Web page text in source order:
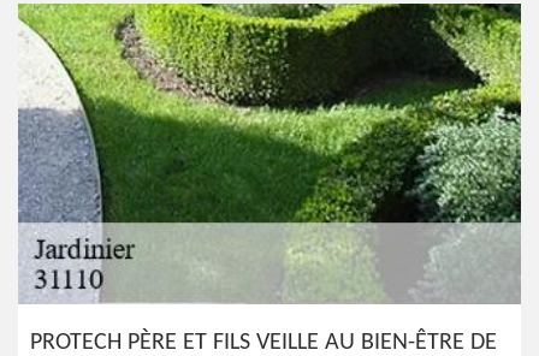
PROTECH PÈRE ET FILS VEILLE AU BIEN-ÊTRE DE